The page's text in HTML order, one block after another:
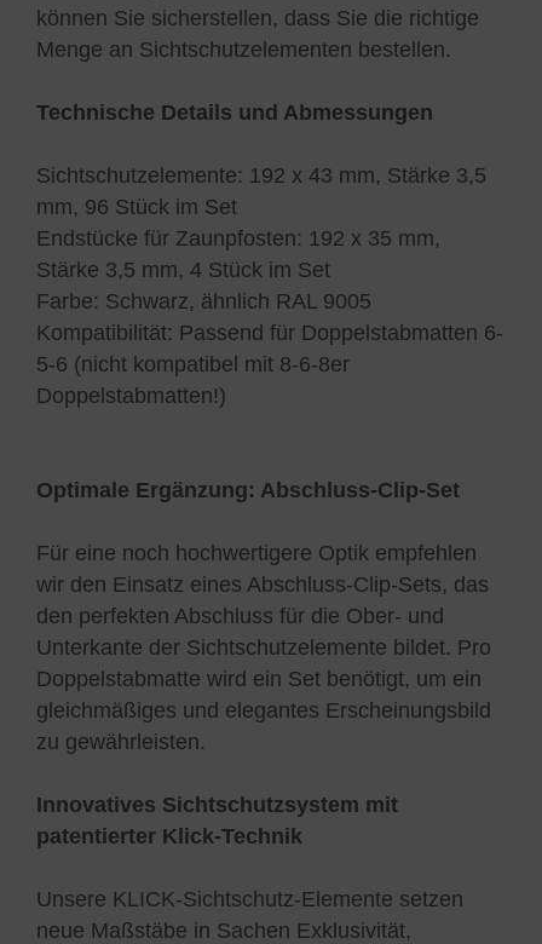
können Sie sicherstellen, dass Sie die richtige
Menge an Sichtschutzelementen bestellen.
Technische Details und Abmessungen
Sichtschutzelemente: 192 x 43 mm, Stärke 3,5
mm, 96 Stück im Set
Endstücke für Zaunpfosten: 192 x 35 mm,
Stärke 3,5 mm, 4 Stück im Set
Farbe: Schwarz, ähnlich RAL 9005
Kompatibilität: Passend für Doppelstabmatten 6-
5-6 (nicht kompatibel mit 8-6-8er
Doppelstabmatten!)
Optimale Ergänzung: Abschluss-Clip-Set
Für eine noch hochwertigere Optik empfehlen
wir den Einsatz eines Abschluss-Clip-Sets, das
den perfekten Abschluss für die Ober- und
Unterkante der Sichtschutzelemente bildet. Pro
Doppelstabmatte wird ein Set benötigt, um ein
gleichmäßiges und elegantes Erscheinungsbild
zu gewährleisten.
Innovatives Sichtschutzsystem mit
patentierter Klick-Technik
Unsere KLICK-Sichtschutz-Elemente setzen
neue Maßstäbe in Sachen Exklusivität,